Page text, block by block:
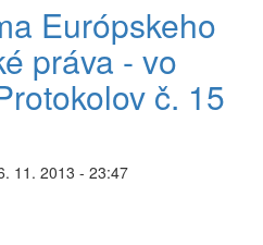
Európskeho
práva - vo
č. 15
11. 2013 - 23:47